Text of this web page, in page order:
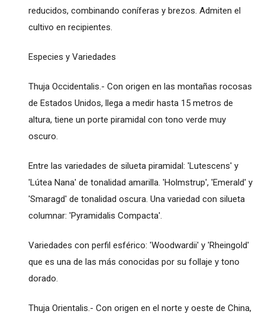
reducidos, combinando coníferas y brezos. Admiten el
cultivo en recipientes.
Especies y Variedades
Thuja Occidentalis.- Con origen en las montañas rocosas
de Estados Unidos, llega a medir hasta 15 metros de
altura, tiene un porte piramidal con tono verde muy
oscuro.
Entre las variedades de silueta piramidal: 'Lutescens' y
'Lútea Nana' de tonalidad amarilla. 'Holmstrup', 'Emerald' y
'Smaragd' de tonalidad oscura. Una variedad con silueta
columnar: 'Pyramidalis Compacta'.
Variedades con perfil esférico: 'Woodwardii' y 'Rheingold'
que es una de las más conocidas por su follaje y tono
dorado.
Thuja Orientalis.- Con origen en el norte y oeste de China,